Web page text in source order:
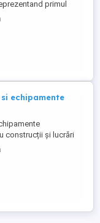
primul
impotriva capriciilor
ca acoperisul sa fie
formata de
echipamente
construcții și lucrări
mare -
pe benzină 220
furtun 5m. 10m -
pe benzină -